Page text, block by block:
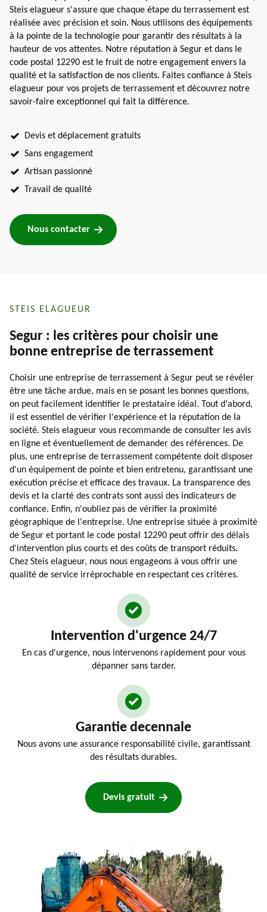
Steis elagueur s'assure que chaque étape du terrassement est
réalisée avec précision et soin. Nous utilisons des équipements
à la pointe de la technologie pour garantir des résultats à la
hauteur de vos attentes. Notre réputation à Segur et dans le
code postal 12290 est le fruit de notre engagement envers la
qualité et la satisfaction de nos clients. Faites confiance à Steis
elagueur pour vos projets de terrassement et découvrez notre
savoir-faire exceptionnel qui fait la différence.
Devis et déplacement gratuits
Sans engagement
Artisan passionné
Travail de qualité
Nous contacter
STEIS ELAGUEUR
Segur : les critères pour choisir une
bonne entreprise de terrassement
Choisir une entreprise de terrassement à Segur peut se révéler
être une tâche ardue, mais en se posant les bonnes questions,
on peut facilement identifier le prestataire idéal. Tout d'abord,
il est essentiel de vérifier l'expérience et la réputation de la
société. Steis elagueur vous recommande de consulter les avis
en ligne et éventuellement de demander des références. De
plus, une entreprise de terrassement compétente doit disposer
d'un équipement de pointe et bien entretenu, garantissant une
exécution précise et efficace des travaux. La transparence des
devis et la clarté des contrats sont aussi des indicateurs de
confiance. Enfin, n'oubliez pas de vérifier la proximité
géographique de l'entreprise. Une entreprise située à proximité
de Segur et portant le code postal 12290 peut offrir des délais
d'intervention plus courts et des coûts de transport réduits.
Chez Steis elagueur, nous nous engageons à vous offrir une
qualité de service irréprochable en respectant ces critères.
Intervention d'urgence 24/7
En cas d'urgence, nous intervenons rapidement pour vous
dépanner sans tarder.
Garantie decennale
Nous avons une assurance responsabilité civile, garantissant
des résultats durables.
Devis gratuit